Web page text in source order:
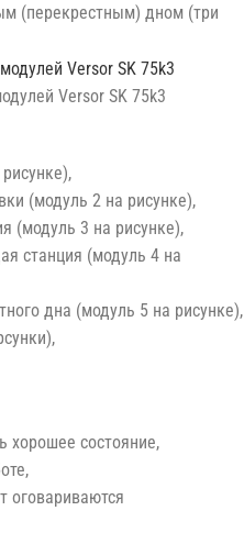
(перекрестным) дном (три
Versor SK 75k3
(модуль 2 на рисунке),
(модуль 3 на рисунке),
станция (модуль 4 на
дна (модуль 5 на рисунке),
хорошее состояние,
оговариваются